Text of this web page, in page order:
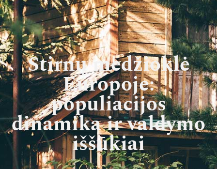
Stirnų medžioklė
Europoje:
populiacijos
dinamika ir valdymo
iššūkiai